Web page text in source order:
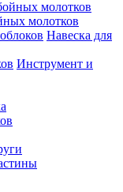
молотков
Навеска для
Инструмент и